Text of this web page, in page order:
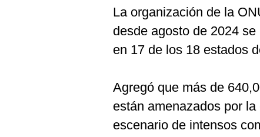
La organización de la
desde agosto de 2024
en 17 de los 18 estados
Agregó que más de
están amenazados por
escenario de intensos